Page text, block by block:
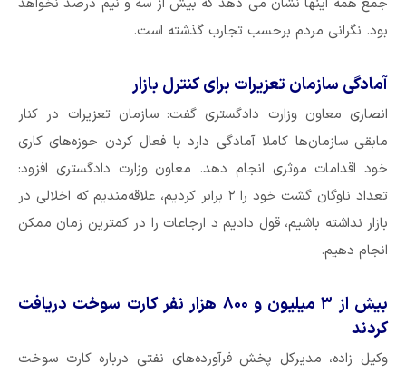
بود. نگرانی مردم برحسب تجارب گذشته است.
آمادگی سازمان تعزیرات برای کنترل بازار
انصاری معاون وزارت دادگستری گفت: سازمان تعزیرات در کنار
مابقی سازمان‌ها کاملا آمادگی دارد با فعال کردن حوزه‌های کاری
خود اقدامات موثری انجام دهد. معاون وزارت دادگستری افزود:
تعداد ناوگان گشت خود را ۲ برابر کردیم، علاقه‌مندیم که اخلالی در
بازار نداشته باشیم، قول دادیم د ارجاعات را در کمترین زمان ممکن
انجام دهیم.
بیش از ۳ میلیون و ۸۰۰ هزار نفر کارت سوخت دریافت
کردند
وکیل زاده، مدیرکل پخش فرآورده‌های نفتی درباره کارت سوخت